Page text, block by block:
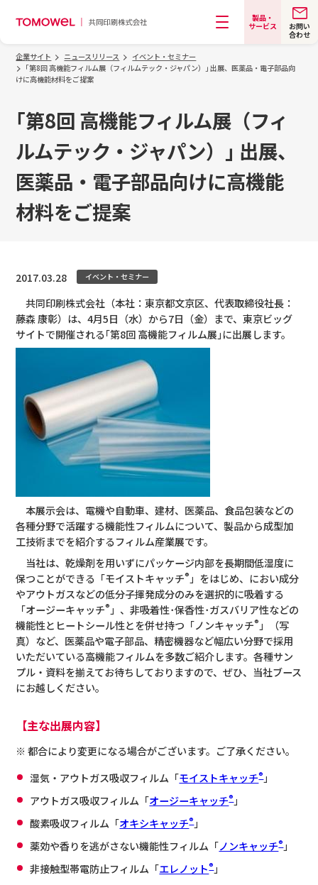
製品・
サービス
お問い
合わせ
企業サイト ニュースリリース
イベント・セミナー
｢第8回 高機能フィルム展（フィルムテック・ジャパン）｣ 出展、医薬品・電子部品向
けに高機能材料をご提案
｢第8回 高機能フィルム展（フィ
ルムテック・ジャパン）｣ 出展、
医薬品・電子部品向けに高機能
材料をご提案
2017.03.28 イベント・セミナー
共同印刷株式会社（本社：東京都文京区、代表取締役社長：
藤森 康彰）は、4月5日（水）から7日（金）まで、東京ビッグ
サイトで開催される｢第8回 高機能フィルム展｣に出展します。
本展示会は、電機や自動車、建材、医薬品、食品包装などの
各種分野で活躍する機能性フィルムについて、製品から成型加
工技術までを紹介するフィルム産業展です。
当社は、乾燥剤を用いずにパッケージ内部を長期間低湿度に
保つことができる「モイストキャッチ®」をはじめ、におい成分
やアウトガスなどの低分子揮発成分のみを選択的に吸着する
「オージーキャッチ®」、非吸着性･保香性･ガスバリア性などの
機能性とヒートシール性とを併せ持つ「ノンキャッチ®」
（写
真） など、医薬品や電子部品、精密機器など幅広い分野で採用
いただいている高機能フィルムを多数ご紹介します。各種サン
プル・資料を揃えてお待ちしておりますので、ぜひ、当社ブース
にお越しください。
【主な出展内容】
※ 都合により変更になる場合がございます。ご了承ください。
湿気・アウトガス吸収フィルム「モイストキャッチ®」
アウトガス吸収フィルム「オージーキャッチ®」
酸素吸収フィルム「オキシキャッチ®」
薬効や香りを逃がさない機能性フィルム「ノンキャッチ®」
非接触型帯電防止フィルム「エレノット®」